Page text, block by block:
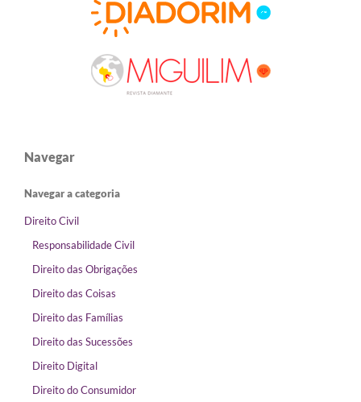
Navegar
Navegar a categoria
Direito Civil
Responsabilidade Civil
Direito das Obrigações
Direito das Coisas
Direito das Famílias
Direito das Sucessões
Direito Digital
Direito do Consumidor